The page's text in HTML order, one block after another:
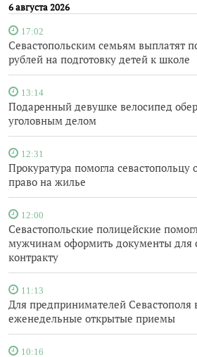
6 августа 2026
17:02
Севастопольским семьям выплатят
рублей на подготовку детей к школе
13:14
Подаренный девушке велосипед
уголовным делом
12:31
Прокуратура помогла севастопольцу
право на жилье
12:00
Севастопольские полицейские
мужчинам оформить документы для
контракту
11:13
Для предпринимателей Севастополя
еженедельные открытые приемы
10:16